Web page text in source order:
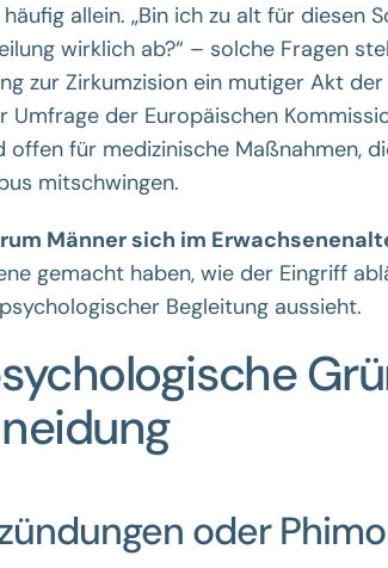
allein. „Bin ich zu alt für diesen
wirklich ab?“ – solche Fragen
zur Zirkumzision ein mutiger Akt
Umfrage der Europäischen
offen für medizinische Maßnahmen,
mitschwingen.
Männer sich im
gemacht haben, wie der Eingriff
Begleitung aussieht.
oder